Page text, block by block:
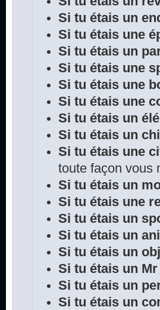
Si tu étais un
Si tu étais une
Si tu étais un
Si tu étais une
Si tu étais une
Si tu étais une
Si tu étais un
Si tu étais un
Si tu étais une
toute façon vous
Si tu étais un
Si tu étais une
Si tu étais un
Si tu étais un
Si tu étais un
Si tu étais un
Si tu étais un
Si tu étais un